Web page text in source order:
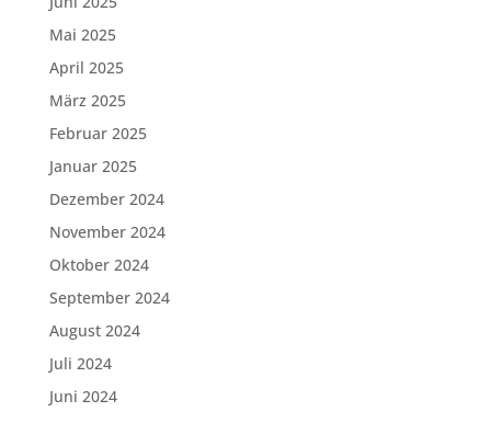
Mai 2025
April 2025
März 2025
Februar 2025
Januar 2025
Dezember 2024
November 2024
Oktober 2024
September 2024
August 2024
Juli 2024
Juni 2024